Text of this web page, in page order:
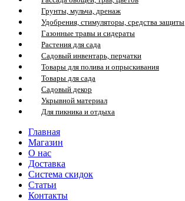
Грунты, мульча, дренаж
Удобрения, стимуляторы, средства защиты
Газонные травы и сидераты
Растения для сада
Садовый инвентарь, перчатки
Товары для полива и опрыскивания
Товары для сада
Садовый декор
Укрывной материал
Для пикника и отдыха
Главная
Магазин
О нас
Доставка
Система скидок
Статьи
Контакты